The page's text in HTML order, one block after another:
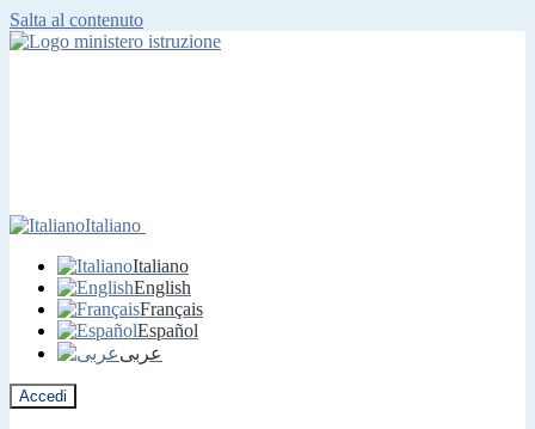
Salta al contenuto
Italiano
Italiano
English
Français
Español
عربى
Accedi